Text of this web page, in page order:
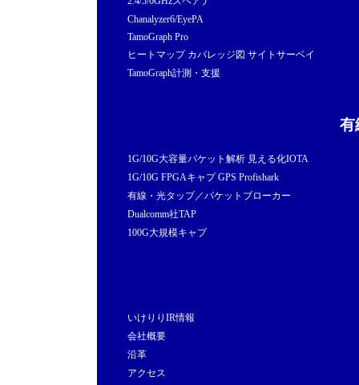
Chanalyzer6/EyePA
TamoGraph Pro
ヒートマップ カバレッジ図 サイトサーベイ
TamoGraph計測・支援
有
1G/10G大容量パケット解析 見える化IOTA
1G/10G FPGAキャプ GPS Profishark
有線・光タップ／パケットブローカー
Dualcomm社TAP
100G大規模キャプ
いけりりIR情報
会社概要
沿革
アクセス